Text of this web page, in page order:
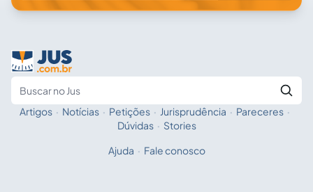
Fale com a IA
Artigos · Notícias · Petições · Jurisprudência · Pareceres ·
Dúvidas · Stories
Ajuda · Fale conosco